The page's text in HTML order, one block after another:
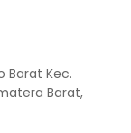
Barat Kec.
Barat,